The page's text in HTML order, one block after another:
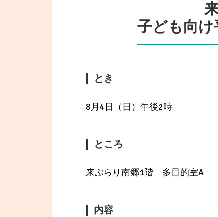
子ども向け
とき
8月4日（日）午後2時
ところ
来ぶらり南郷1階 多目的室A
内容